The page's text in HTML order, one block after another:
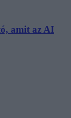
amit az AI